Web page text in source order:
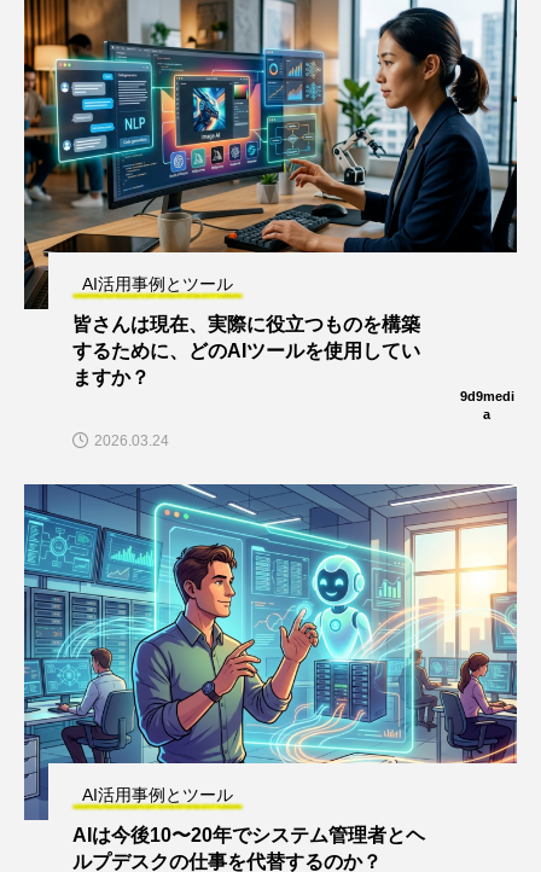
AI活用事例とツール
皆さんは現在、実際に役立つものを構築
するために、どのAIツールを使用してい
ますか？
9d9medi
a
2026.03.24
AI活用事例とツール
AIは今後10〜20年でシステム管理者とヘ
ルプデスクの仕事を代替するのか？